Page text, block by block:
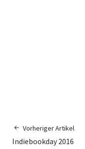
Vorheriger Artikel
Indiebookday 2016